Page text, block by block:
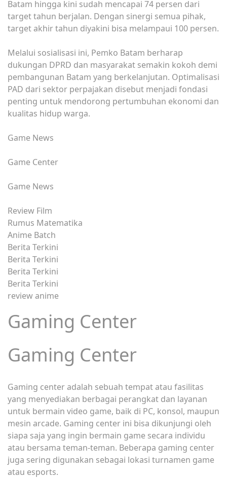
Batam hingga kini sudah mencapai 74 persen dari
target tahun berjalan. Dengan sinergi semua pihak,
target akhir tahun diyakini bisa melampaui 100 persen.
Melalui sosialisasi ini, Pemko Batam berharap
dukungan DPRD dan masyarakat semakin kokoh demi
pembangunan Batam yang berkelanjutan. Optimalisasi
PAD dari sektor perpajakan disebut menjadi fondasi
penting untuk mendorong pertumbuhan ekonomi dan
kualitas hidup warga.
Game News
Game Center
Game News
Review Film
Rumus Matematika
Anime Batch
Berita Terkini
Berita Terkini
Berita Terkini
Berita Terkini
review anime
Gaming Center
Gaming Center
Gaming center adalah sebuah tempat atau fasilitas
yang menyediakan berbagai perangkat dan layanan
untuk bermain video game, baik di PC, konsol, maupun
mesin arcade. Gaming center ini bisa dikunjungi oleh
siapa saja yang ingin bermain game secara individu
atau bersama teman-teman. Beberapa gaming center
juga sering digunakan sebagai lokasi turnamen game
atau esports.